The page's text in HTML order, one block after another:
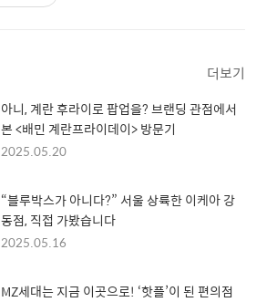
더보기
아니, 계란 후라이로 팝업을? 브랜딩 관점에서
본 <배민 계란프라이데이> 방문기
2025.05.20
“블루박스가 아니다?” 서울 상륙한 이케아 강
동점, 직접 가봤습니다
2025.05.16
MZ세대는 지금 이곳으로! ‘핫플’이 된 편의점